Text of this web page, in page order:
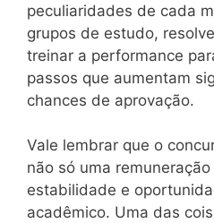
peculiaridades de cada
grupos de estudo,
treinar a performance
passos que aumentam
chances de aprovação.
Vale lembrar que o
não só uma
estabilidade e
acadêmico. Uma das